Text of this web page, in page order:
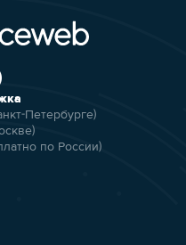
Петербурге)
по России)